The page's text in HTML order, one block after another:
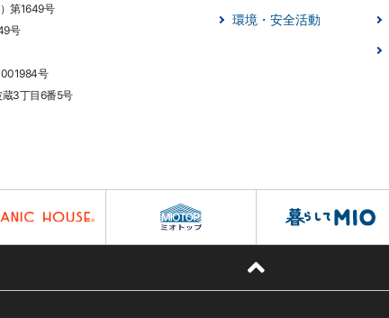
第1649号
号
号
3丁目6番5号
環境・安全活動